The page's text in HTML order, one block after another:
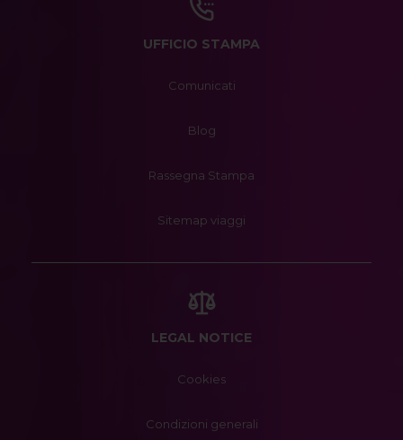
UFFICIO STAMPA
Comunicati
Blog
Rassegna Stampa
Sitemap viaggi
LEGAL NOTICE
Cookies
Condizioni generali